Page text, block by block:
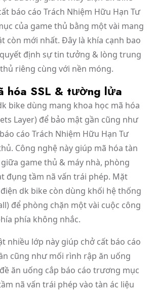
báo cáo Trách Nhiệm Hữu Hạn Tư
của game thủ bằng một vài mang
còn mới nhất. Đây là khía cạnh bao
định sự tin tưởng & lòng trung
riêng cùng với nền móng.
hóa SSL & tường lửa
bike dùng mang khoa học mã hóa
Layer) để bảo mật gần cũng như
cáo Trách Nhiệm Hữu Hạn Tư
Công nghệ này giúp mã hóa tàn
game thủ & máy nhà, phòng
đụng tầm nã vấn trái phép. Mặt
dk bike còn dùng khối hệ thống
để phòng chặn một vài cuộc công
phía không nhắc.
nhiều lớp này giúp chở cất báo cáo
cũng như mối rình rập ăn uống
ăn uống cắp báo cáo trương mục
nã vấn trái phép vào tàn ác liệu